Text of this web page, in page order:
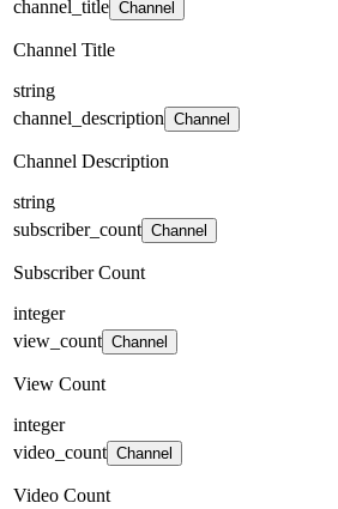
channel_title Channel
Channel Title
string
channel_description Channel
Channel Description
string
subscriber_count Channel
Subscriber Count
integer
view_count Channel
View Count
integer
video_count Channel
Video Count